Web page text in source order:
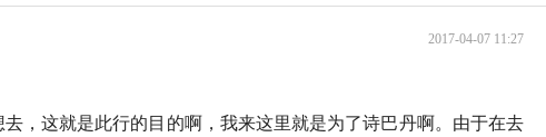
2017-04-07 11:27
，这就是此行的目的啊，我来这里就是为了诗巴丹啊。由于在去